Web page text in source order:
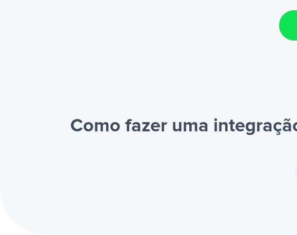
Como fazer uma